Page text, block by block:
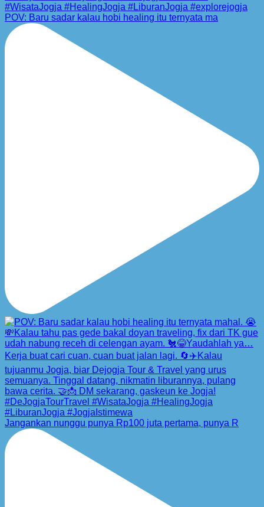
POV: Baru sadar kalau hobi healing itu ternyata ma
Jangankan nunggu punya Rp100 juta pertama, punya R